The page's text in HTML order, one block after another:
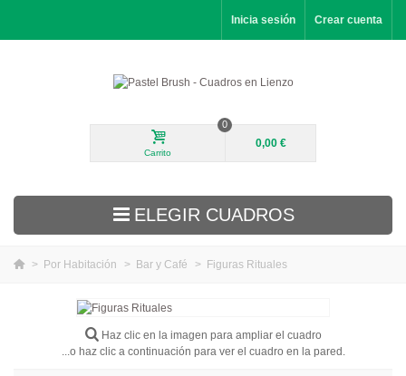
Inicia sesión Crear cuenta
Carrito
0
0,00 €
ELEGIR CUADROS
> Por Habitación > Bar y Café > Figuras Rituales
Haz clic en la imagen para ampliar el cuadro
...o haz clic a continuación para ver el cuadro en la pared.